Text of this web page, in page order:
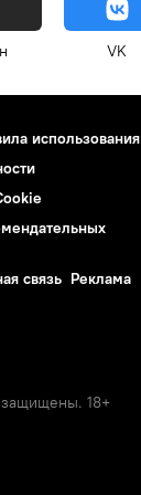
VK
использования
связь Реклама
18+